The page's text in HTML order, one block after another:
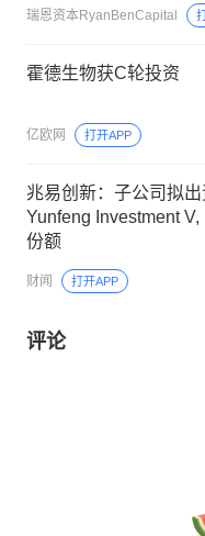
瑞恩资本RyanBenCapital
霍德生物获C轮投资
亿欧网 打开APP
兆易创新：子公司拟
Yunfeng Investment
份额
财闻 打开APP
评论